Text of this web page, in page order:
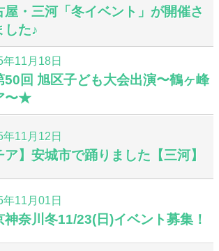
屋・三河「冬イベント」が開催さ
した♪
年11月18日
回 旭区子ども大会出演〜鶴ヶ峰
〜★
年11月12日
ア】安城市で踊りました【三河】
年11月01日
神奈川冬11/23(日)イベント募集！